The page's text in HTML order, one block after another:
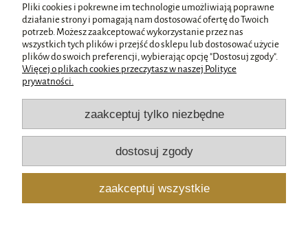
Pomoc
Płatności i dostawa
Informacje
O nas
Pliki cookies i pokrewne im technologie umożliwiają poprawne
działanie strony i pomagają nam dostosować ofertę do Twoich
potrzeb. Możesz zaakceptować wykorzystanie przez nas
wszystkich tych plików i przejść do sklepu lub dostosować użycie
plików do swoich preferencji, wybierając opcję "Dostosuj zgody".
Więcej o plikach cookies przeczytasz w naszej Polityce
prywatności.
zaakceptuj tylko niezbędne
dostosuj zgody
zaakceptuj wszystkie